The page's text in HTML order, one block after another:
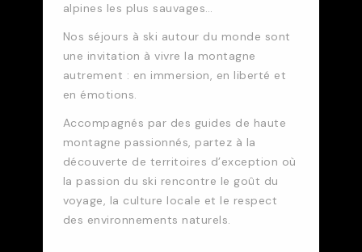
alpines les plus sauvages…
Nos séjours à ski autour du monde sont
une invitation à vivre la montagne
autrement : en immersion, en liberté et
en émotions.
Accompagnés par des guides de haute
montagne passionnés, partez à la
découverte de territoires d’exception où
la passion du ski rencontre le goût du
voyage, la culture locale et le respect
des environnements naturels.